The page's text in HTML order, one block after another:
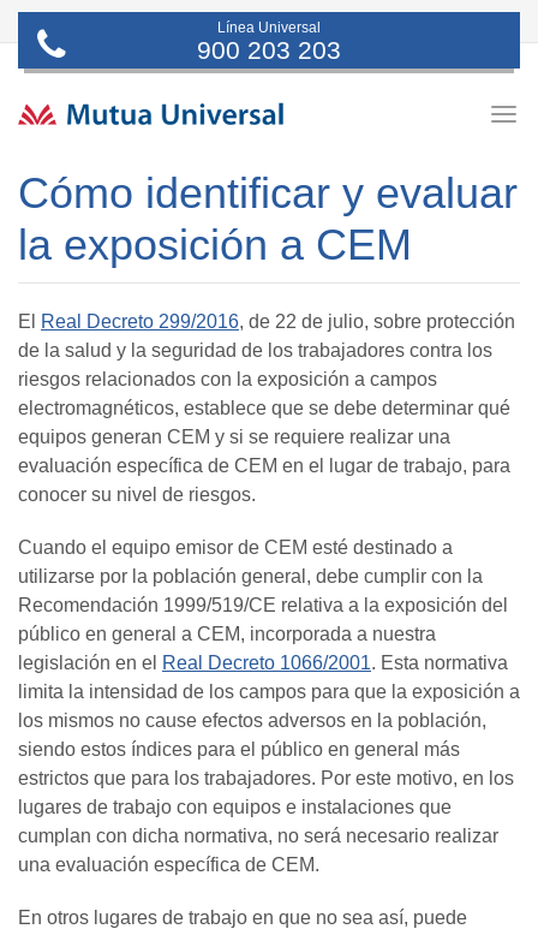
Línea Universal
900 203 203
Cómo identificar y evaluar
la exposición a CEM
El Real Decreto 299/2016, de 22 de julio, sobre protección
de la salud y la seguridad de los trabajadores contra los
riesgos relacionados con la exposición a campos
electromagnéticos, establece que se debe determinar qué
equipos generan CEM y si se requiere realizar una
evaluación específica de CEM en el lugar de trabajo, para
conocer su nivel de riesgos.
Cuando el equipo emisor de CEM esté destinado a
utilizarse por la población general, debe cumplir con la
Recomendación 1999/519/CE relativa a la exposición del
público en general a CEM, incorporada a nuestra
legislación en el Real Decreto 1066/2001. Esta normativa
limita la intensidad de los campos para que la exposición a
los mismos no cause efectos adversos en la población,
siendo estos índices para el público en general más
estrictos que para los trabajadores. Por este motivo, en los
lugares de trabajo con equipos e instalaciones que
cumplan con dicha normativa, no será necesario realizar
una evaluación específica de CEM.
En otros lugares de trabajo en que no sea así, puede